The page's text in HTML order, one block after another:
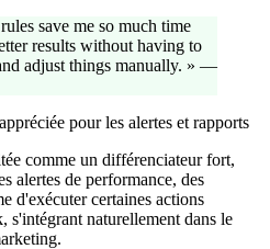
save me so much time
results without having to
adjust things manually. » —
pour les alertes et rapports
comme un différenciateur fort,
alertes de performance, des
d'exécuter certaines actions
s'intégrant naturellement dans le